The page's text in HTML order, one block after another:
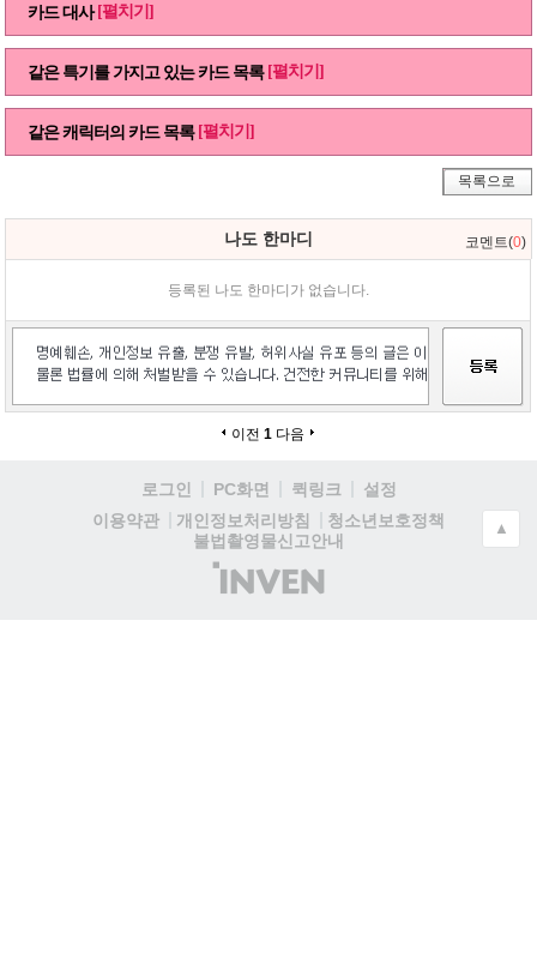
카드 대사 [펼치기]
같은 특기를 가지고 있는 카드 목록 [펼치기]
같은 캐릭터의 카드 목록 [펼치기]
목록으로
나도 한마디 코멘트(0)
등록된 나도 한마디가 없습니다.
이전 1 다음
로그인 PC화면 퀵링크
설정
이용약관
개인정보처리방침
청소년보호정책
불법촬영물신고안내
(주)
인
▲